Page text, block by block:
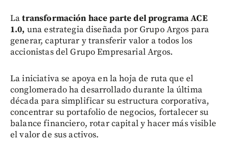
Latransformación hace parte del programa ACE
1.0, una estrategia diseñada por Grupo Argos para
generar, capturar y transferir valor a todos los
accionistas del Grupo Empresarial Argos.
La iniciativa se apoya en la hoja de ruta que el
conglomerado ha desarrollado durante la última
década para simplificar su estructura corporativa,
concentrar su portafolio de negocios, fortalecer su
balance financiero, rotar capital y hacer más visible
el valor de sus activos.